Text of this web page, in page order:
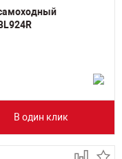
В один клик